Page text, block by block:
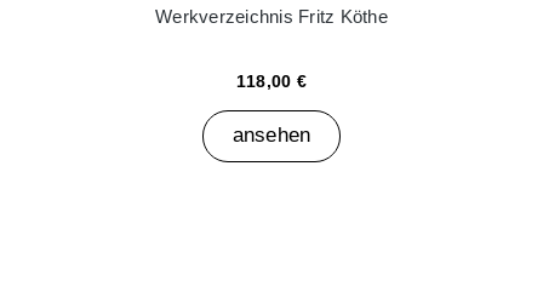
Werkverzeichnis Fritz Köthe
118,00 €
ansehen